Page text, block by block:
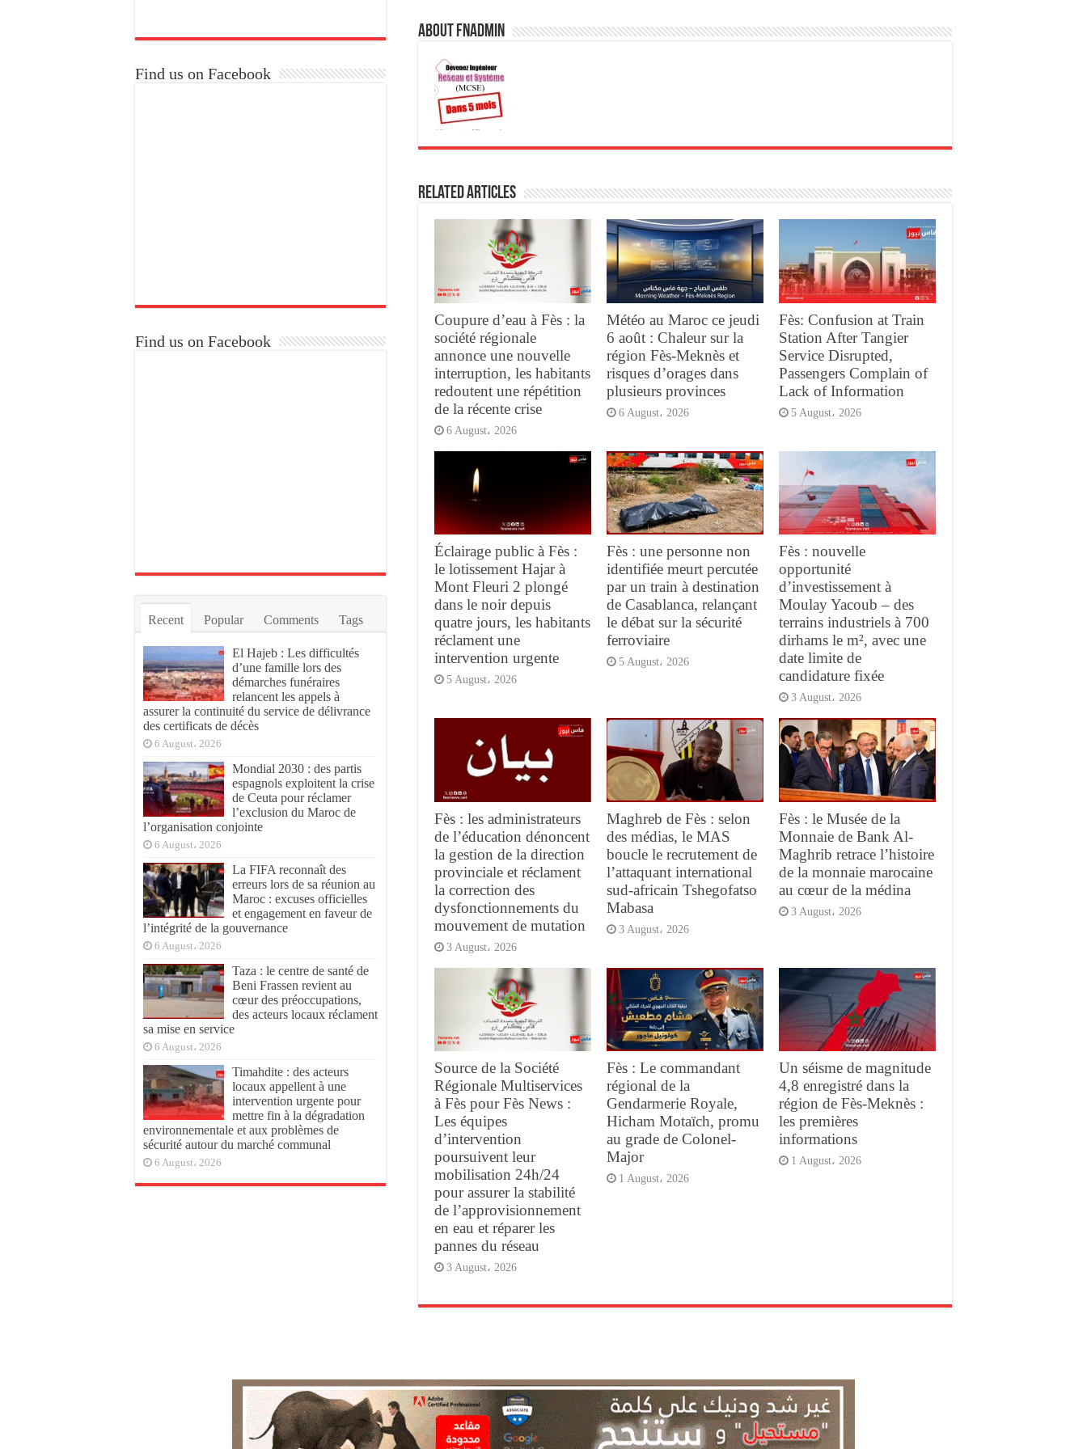
About fnadmin
Related Articles
Coupure d’eau à Fès : la
société régionale
annonce une nouvelle
interruption, les habitants
redoutent une répétition
de la récente crise
6 August، 2026
Météo au Maroc ce jeudi
6 août : Chaleur sur la
région Fès-Meknès et
risques d’orages dans
plusieurs provinces
6 August، 2026
Fès: Confusion at Train
Station After Tangier
Service Disrupted,
Passengers Complain of
Lack of Information
5 August، 2026
Éclairage public à Fès :
le lotissement Hajar à
Mont Fleuri 2 plongé
dans le noir depuis
quatre jours, les habitants
réclament une
intervention urgente
5 August، 2026
Fès : une personne non
identifiée meurt percutée
par un train à destination
de Casablanca, relançant
le débat sur la sécurité
ferroviaire
5 August، 2026
Fès : nouvelle
opportunité
d’investissement à
Moulay Yacoub – des
terrains industriels à 700
dirhams le m², avec une
date limite de
candidature fixée
3 August، 2026
Fès : les administrateurs
de l’éducation dénoncent
la gestion de la direction
provinciale et réclament
la correction des
dysfonctionnements du
mouvement de mutation
3 August، 2026
Maghreb de Fès : selon
des médias, le MAS
boucle le recrutement de
l’attaquant international
sud-africain Tshegofatso
Mabasa
3 August، 2026
Fès : le Musée de la
Monnaie de Bank Al-
Maghrib retrace l’histoire
de la monnaie marocaine
au cœur de la médina
3 August، 2026
Source de la Société
Régionale Multiservices
à Fès pour Fès News :
Les équipes
d’intervention
poursuivent leur
mobilisation 24h/24
pour assurer la stabilité
de l’approvisionnement
en eau et réparer les
pannes du réseau
3 August، 2026
Fès : Le commandant
régional de la
Gendarmerie Royale,
Hicham Motaïch, promu
au grade de Colonel-
Major
1 August، 2026
Un séisme de magnitude
4,8 enregistré dans la
région de Fès-Meknès :
les premières
informations
1 August، 2026
Find us on Facebook
Find us on Facebook
Recent Popular Comments Tags
El Hajeb : Les difficultés
d’une famille lors des
démarches funéraires
relancent les appels à
assurer la continuité du service de délivrance
des certificats de décès
6 August، 2026
Mondial 2030 : des partis
espagnols exploitent la crise
de Ceuta pour réclamer
l’exclusion du Maroc de
l’organisation conjointe
6 August، 2026
La FIFA reconnaît des
erreurs lors de sa réunion au
Maroc : excuses officielles
et engagement en faveur de
l’intégrité de la gouvernance
6 August، 2026
Taza : le centre de santé de
Beni Frassen revient au
cœur des préoccupations,
des acteurs locaux réclament
sa mise en service
6 August، 2026
Timahdite : des acteurs
locaux appellent à une
intervention urgente pour
mettre fin à la dégradation
environnementale et aux problèmes de
sécurité autour du marché communal
6 August، 2026